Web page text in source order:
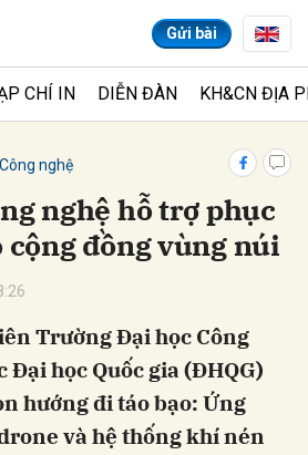
Gửi bài
CHÍ IN DIỄN ĐÀN KH&CN ĐỊA
nghệ
nghệ hỗ trợ phục
đồng vùng núi
Trường Đại học Công
Đại học Quốc gia (ĐHQG)
hướng đi táo bạo: Ứng
và hệ thống khí nén
Hủy Gửi